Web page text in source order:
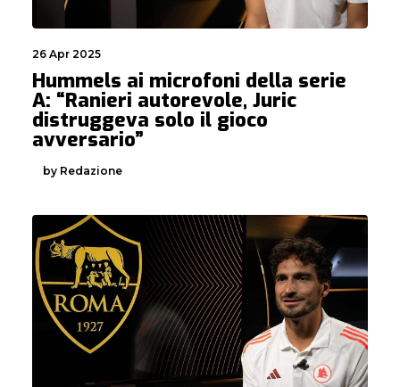
26 Apr 2025
Hummels ai microfoni della serie
A: “Ranieri autorevole, Juric
distruggeva solo il gioco
avversario”
by Redazione